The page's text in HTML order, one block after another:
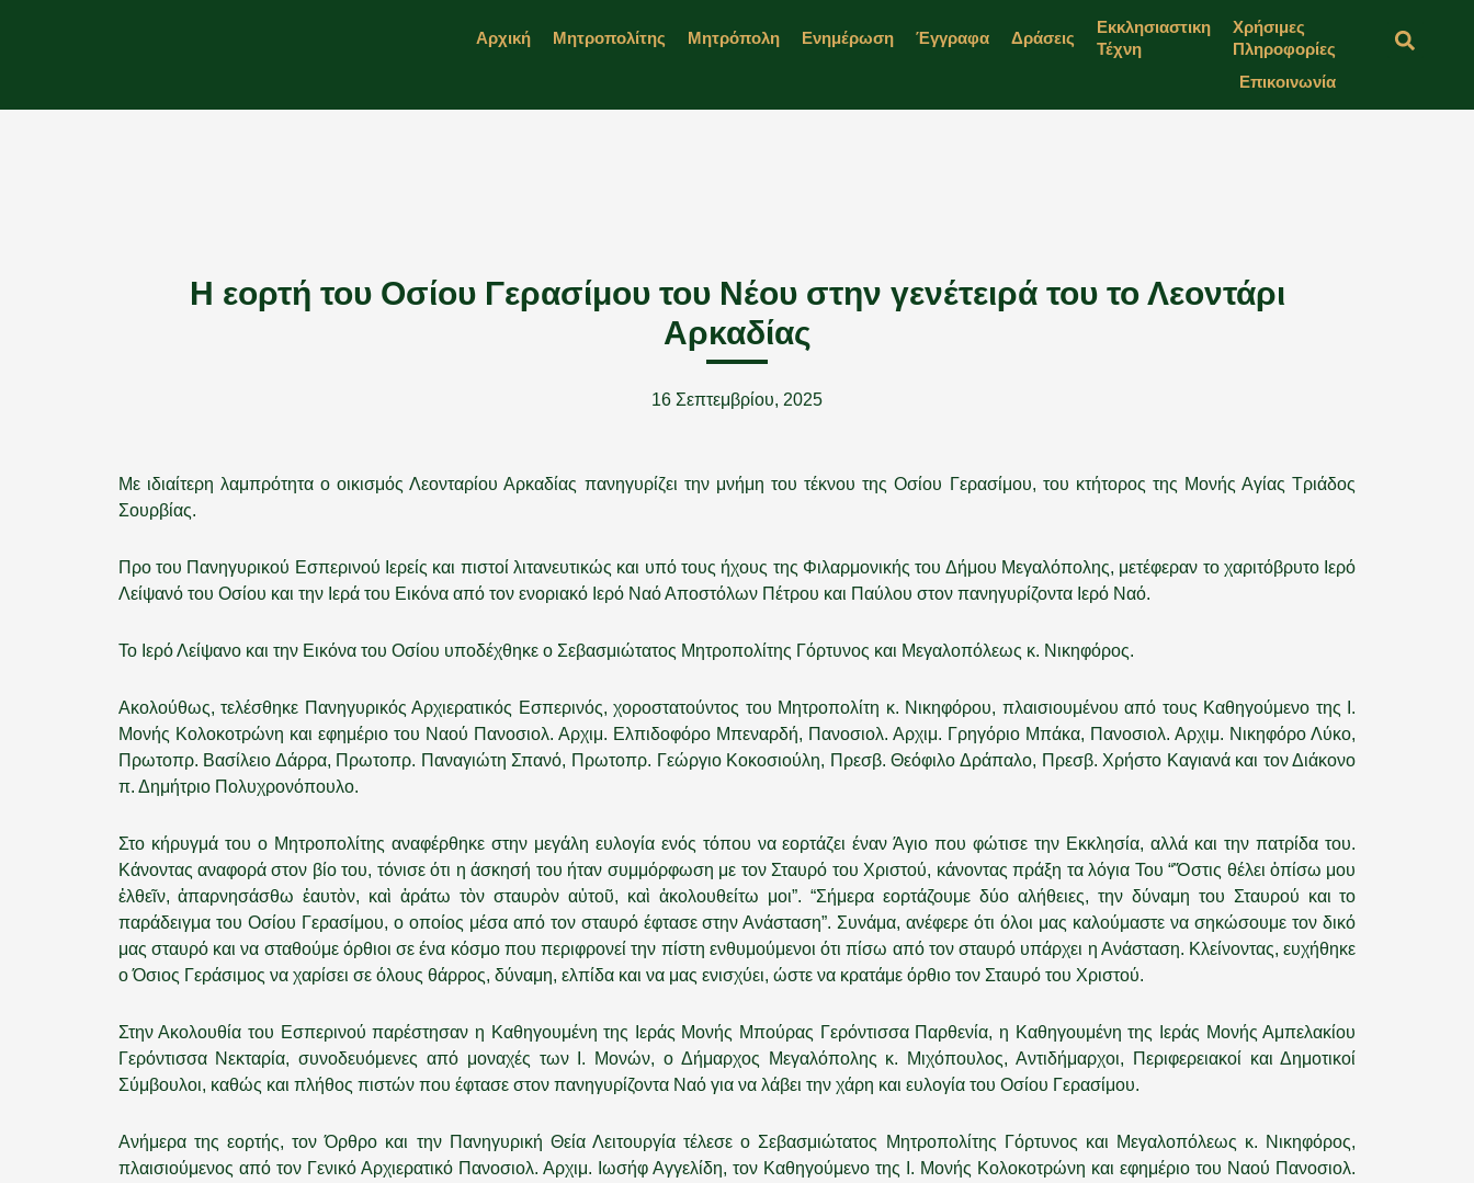
Αρχική Μητροπολίτης Μητρόπολη Ενημέρωση Έγγραφα Δράσεις
Εκκλησιαστικη
Τέχνη
Χρήσιμες
Πληροφορίες
Επικοινωνία
Η εορτή του Οσίου Γερασίμου του Νέου στην γενέτειρά του το Λεοντάρι
Αρκαδίας
16 Σεπτεμβρίου, 2025
Με ιδιαίτερη λαμπρότητα ο οικισμός Λεονταρίου Αρκαδίας πανηγυρίζει την μνήμη του τέκνου της Οσίου Γερασίμου, του κτήτορος της Μονής Αγίας Τριάδος
Σουρβίας.
Προ του Πανηγυρικού Εσπερινού Ιερείς και πιστοί λιτανευτικώς και υπό τους ήχους της Φιλαρμονικής του Δήμου Μεγαλόπολης, μετέφεραν το χαριτόβρυτο Ιερό
Λείψανό του Οσίου και την Ιερά του Εικόνα από τον ενοριακό Ιερό Ναό Αποστόλων Πέτρου και Παύλου στον πανηγυρίζοντα Ιερό Ναό.
Το Ιερό Λείψανο και την Εικόνα του Οσίου υποδέχθηκε ο Σεβασμιώτατος Μητροπολίτης Γόρτυνος και Μεγαλοπόλεως κ. Νικηφόρος.
Ακολούθως, τελέσθηκε Πανηγυρικός Αρχιερατικός Εσπερινός, χοροστατούντος του Μητροπολίτη κ. Νικηφόρου, πλαισιουμένου από τους Καθηγούμενο της Ι.
Μονής Κολοκοτρώνη και εφημέριο του Ναού Πανοσιολ. Αρχιμ. Ελπιδοφόρο Μπεναρδή, Πανοσιολ. Αρχιμ. Γρηγόριο Μπάκα, Πανοσιολ. Αρχιμ. Νικηφόρο Λύκο,
Πρωτοπρ. Βασίλειο Δάρρα, Πρωτοπρ. Παναγιώτη Σπανό, Πρωτοπρ. Γεώργιο Κοκοσιούλη, Πρεσβ. Θεόφιλο Δράπαλο, Πρεσβ. Χρήστο Καγιανά και τον Διάκονο
π. Δημήτριο Πολυχρονόπουλο.
Στο κήρυγμά του ο Μητροπολίτης αναφέρθηκε στην μεγάλη ευλογία ενός τόπου να εορτάζει έναν Άγιο που φώτισε την Εκκλησία, αλλά και την πατρίδα του.
Κάνοντας αναφορά στον βίο του, τόνισε ότι η άσκησή του ήταν συμμόρφωση με τον Σταυρό του Χριστού, κάνοντας πράξη τα λόγια Του “Ὅστις θέλει ὀπίσω μου
ἐλθεῖν, ἀπαρνησάσθω ἑαυτὸν, καὶ ἀράτω τὸν σταυρὸν αὐτοῦ, καὶ ἀκολουθείτω μοι”. “Σήμερα εορτάζουμε δύο αλήθειες, την δύναμη του Σταυρού και το
παράδειγμα του Οσίου Γερασίμου, ο οποίος μέσα από τον σταυρό έφτασε στην Ανάσταση”. Συνάμα, ανέφερε ότι όλοι μας καλούμαστε να σηκώσουμε τον δικό
μας σταυρό και να σταθούμε όρθιοι σε ένα κόσμο που περιφρονεί την πίστη ενθυμούμενοι ότι πίσω από τον σταυρό υπάρχει η Ανάσταση. Κλείνοντας, ευχήθηκε
ο Όσιος Γεράσιμος να χαρίσει σε όλους θάρρος, δύναμη, ελπίδα και να μας ενισχύει, ώστε να κρατάμε όρθιο τον Σταυρό του Χριστού.
Στην Ακολουθία του Εσπερινού παρέστησαν η Καθηγουμένη της Ιεράς Μονής Μπούρας Γερόντισσα Παρθενία, η Καθηγουμένη της Ιεράς Μονής Αμπελακίου
Γερόντισσα Νεκταρία, συνοδευόμενες από μοναχές των Ι. Μονών, ο Δήμαρχος Μεγαλόπολης κ. Μιχόπουλος, Αντιδήμαρχοι, Περιφερειακοί και Δημοτικοί
Σύμβουλοι, καθώς και πλήθος πιστών που έφτασε στον πανηγυρίζοντα Ναό για να λάβει την χάρη και ευλογία του Οσίου Γερασίμου.
Ανήμερα της εορτής, τον Όρθρο και την Πανηγυρική Θεία Λειτουργία τέλεσε ο Σεβασμιώτατος Μητροπολίτης Γόρτυνος και Μεγαλοπόλεως κ. Νικηφόρος,
πλαισιούμενος από τον Γενικό Αρχιερατικό Πανοσιολ. Αρχιμ. Ιωσήφ Αγγελίδη, τον Καθηγούμενο της Ι. Μονής Κολοκοτρώνη και εφημέριο του Ναού Πανοσιολ.